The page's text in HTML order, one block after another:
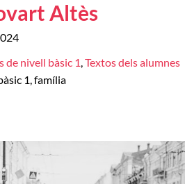
Altès
de nivell bàsic 1,Textos dels alumnes
1,família